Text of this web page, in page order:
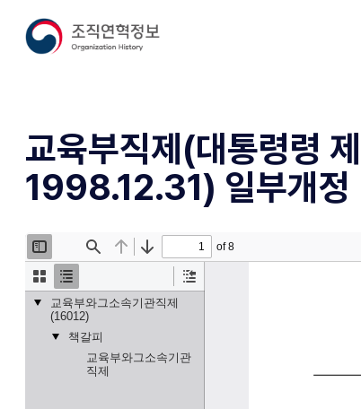
교육부직제(대통령령
1998.12.31) 일부개정